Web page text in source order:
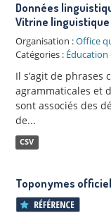
Données
Vitrine linguistique
Organisation :Office
Catégories : Éducation
Il s’agit de phrases
agrammaticales et
sont associés des
de...
CSV
Toponymes